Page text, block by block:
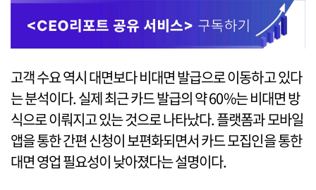
고객 수요 역시 대면보다 비대면 발급으로 이동하고 있다
는 분석이다. 실제 최근 카드 발급의 약 60%는 비대면 방
식으로 이뤄지고 있는 것으로 나타났다. 플랫폼과 모바일
앱을 통한 간편 신청이 보편화되면서 카드 모집인을 통한
대면 영업 필요성이 낮아졌다는 설명이다.